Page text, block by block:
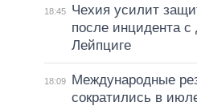
18:45
Чехия усилит
после инцидента с
Лейпциге
18:09
Международные
сократились в